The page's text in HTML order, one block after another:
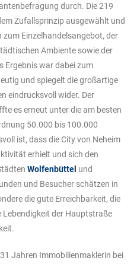
durch. Die 219
Zufallsprinzip ausgewählt und
Einzelhandelsangebot, der
Ambiente sowie der
war dabei zum
und spiegelt die großartige
eindrucksvoll wider. Der
es erneut unter die am besten
50.000 bis 100.000
ist, dass die City von Neheim
erhielt und sich den
Wolfenbüttel und
und Besucher schätzen in
die gute Erreichbarkeit, die
der Hauptstraße
Jahren Immobilienmaklerin bei